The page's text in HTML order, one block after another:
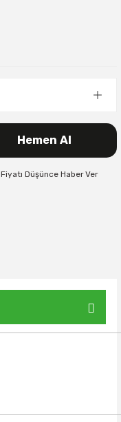
Hemen Al
Fiyatı Düşünce Haber Ver